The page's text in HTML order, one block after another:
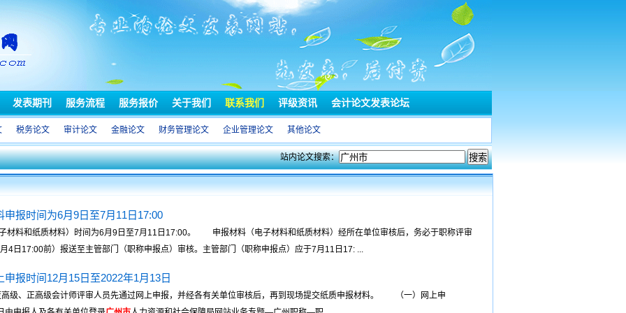
发表期刊 服务流程 服务报价 关于我们 联系我们 评级资讯 会计论文发表论坛
税务论文 审计论文 金融论文 财务管理论文 企业管理论文 其他论文
站内论文搜索：
报时间为6月9日至7月11日17:00
料和纸质材料）时间为6月9日至7月11日17:00。 申报材料（电子材料和纸质材料）经所在单位审核后，务必于职称评审
4日17:00前）报送至主管部门（职称申报点）审核。主管部门（职称申报点）应于7月11日17: ...
报时间12月15日至2022年1月13日
、正高级会计师评审人员先通过网上申报，并经各有关单位审核后，再到现场提交纸质申报材料。 （一）网上申